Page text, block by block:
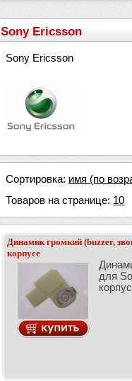
Sony Ericsson
Sony Ericsson
Сортировка: имя (по
Товаров на странице: 10
Динамик громкий (buzzer,
корпусе
для